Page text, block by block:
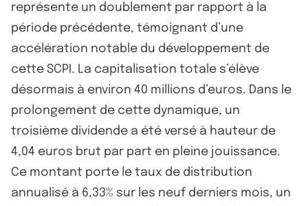
représente un doublement par rapport à la
période précédente, témoignant d’une
accélération notable du développement de
cette SCPI. La capitalisation totale s’élève
désormais à environ 40 millions d’euros. Dans le
prolongement de cette dynamique, un
troisième dividende a été versé à hauteur de
4,04 euros brut par part en pleine jouissance.
Ce montant porte le taux de distribution
annualisé à 6,33% sur les neuf derniers mois, un